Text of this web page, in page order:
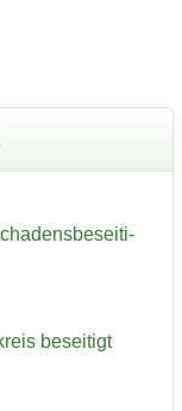
be­sei­tigt